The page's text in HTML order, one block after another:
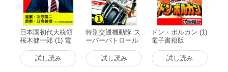
日本国初代大統領
桜木健一郎 (1) 電
子書籍版
試し読み
特別交通機動隊 ス
ーパーパトロール
(1) 電子書籍版
試し読み
ドン・ボルカン (1)
電子書籍版
試し読み